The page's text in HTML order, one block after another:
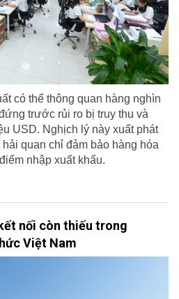
có thể thông quan hàng nghìn
trước rủi ro bị truy thu và
USD. Nghịch lý này xuất phát
quan chỉ đảm bảo hàng hóa
nhập xuất khẩu.
nối còn thiếu trong
Việt Nam